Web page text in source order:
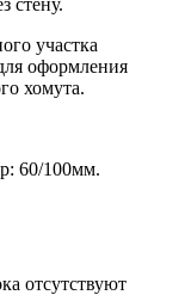
стену.
участка
оформления
хомута.
60/100мм.
отсутствуют